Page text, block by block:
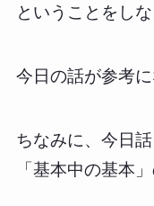
ということをし
今日の話が参考に
ちなみに、今日
「基本中の基本